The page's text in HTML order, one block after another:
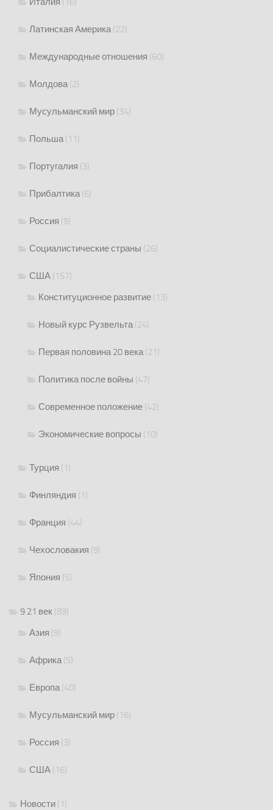
Латинская Америка(22)
Международные отношения (60)
Молдова(2)
Мусульманский мир (34)
Польша(11)
Португалия (3)
Прибалтика(6)
Россия (9)
Социалистические страны (26)
США (157)
Конституционное развитие (13)
Новый курс Рузвельта(24)
Первая половина 20 века(21)
Политика после войны (47)
Современное положение (42)
Экономические вопросы (10)
Турция (1)
Финляндия (1)
Франция (44)
Чехословакия (9)
Япония (5)
9 21 век (89)
Азия (9)
Африка(5)
Европа(40)
Мусульманский мир (16)
Россия (3)
США (16)
Новости (1)